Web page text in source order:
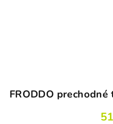
FRODDO